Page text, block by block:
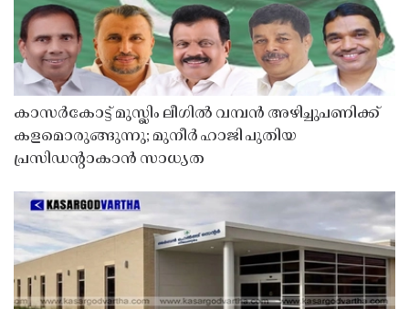
കാസർകോട്ട് മുസ്ലിം ലീഗിൽ വമ്പൻ അഴിച്ചുപണിക്ക്
കളമൊരുങ്ങുന്നു; മുനീർ ഹാജി പുതിയ
പ്രസിഡൻ്റാകാൻ സാധ്യത